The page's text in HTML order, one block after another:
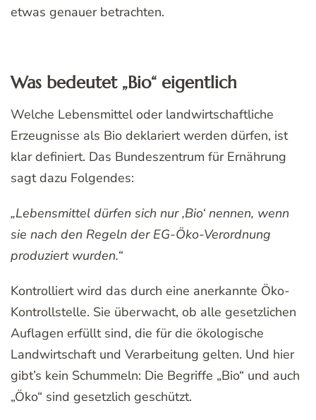
etwas genauer betrachten.
Was bedeutet „Bio“ eigentlich
Welche Lebensmittel oder landwirtschaftliche
Erzeugnisse als Bio deklariert werden dürfen, ist
klar definiert. Das Bundeszentrum für Ernährung
sagt dazu Folgendes:
„Lebensmittel dürfen sich nur ‚Bio‘ nennen, wenn
sie nach den Regeln der EG-Öko-Verordnung
produziert wurden.“
Kontrolliert wird das durch eine anerkannte Öko-
Kontrollstelle. Sie überwacht, ob alle gesetzlichen
Auflagen erfüllt sind, die für die ökologische
Landwirtschaft und Verarbeitung gelten. Und hier
gibt’s kein Schummeln: Die Begriffe „Bio“ und auch
„Öko“ sind gesetzlich geschützt.